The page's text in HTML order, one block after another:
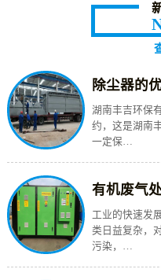
除尘器的
湖南丰吉环保
约，这是湖南
一定保…
有机废气
工业的快速发
类日益复杂，
污染，…